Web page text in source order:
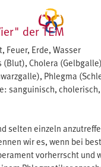
der TEM
Feuer, Erde, Wasser
(Blut), Cholera
Phlegma
sanguinisch,
selten einzeln
wir es, wenn bei
vorherrscht und